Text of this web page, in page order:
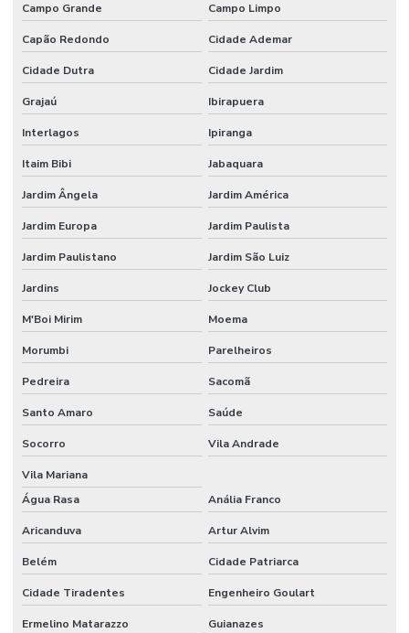
Escritório de engenharia civil em campinas
Estrutura metalica para galpão industrial
Estrutura metálica galpão mezanino
Execução de piso de concreto polido
Instalação de piso
Instalação de piso de concreto
Instalação de piso porcelanato
Instalação de porcelanato
Instalação de revestimento polimérico
Instalador de porcelanato
Junta serrada
Juntas serradas concreto
Orçamento para construção de barracão
Campo Grande Campo Limpo
Capão Redondo Cidade Ademar
Cidade Dutra Cidade Jardim
Grajaú Ibirapuera
Interlagos Ipiranga
Itaim Bibi Jabaquara
Jardim Ângela Jardim América
Jardim Europa Jardim Paulista
Jardim Paulistano Jardim São Luiz
Jardins Jockey Club
M'Boi Mirim Moema
Morumbi Parelheiros
Pedreira Sacomã
Santo Amaro Saúde
Socorro Vila Andrade
Vila Mariana
Água Rasa
Anália Franco
Aricanduva Artur Alvim
Belém Cidade Patriarca
Cidade Tiradentes Engenheiro Goulart
Ermelino Matarazzo Guianazes